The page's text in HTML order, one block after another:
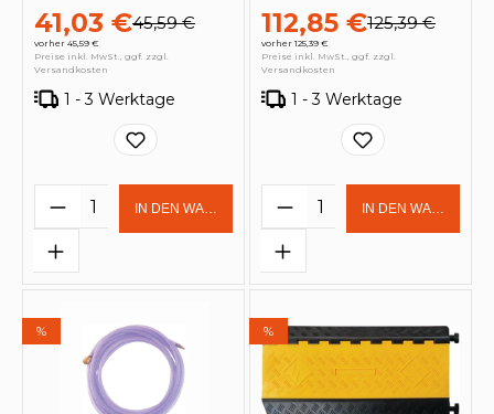
41,03 €45,59 €
vorher 45,59 €
Preise inkl. MwSt., ggf. zzgl.
Versandkosten
1 - 3 Werktage
Produkt Anzahl: Gib den
IN DEN WARENKORB
112,85 €125,39 €
vorher 125,39 €
Preise inkl. MwSt., ggf. zzgl.
Versandkosten
1 - 3 Werktage
Produkt Anzahl:
IN DEN
% %